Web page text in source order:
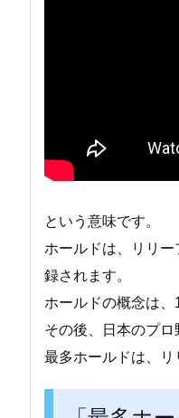
という意味です。
ホールドは、リリ
録されます。
ホールドの概念は
その後、日本のプロ
最多ホールドは、リ